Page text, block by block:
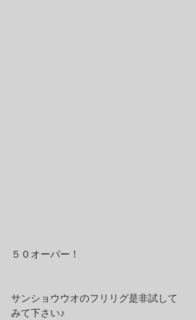
５０オーバー！
サンショウウオのフリリグ是非試して
みて下さい♪